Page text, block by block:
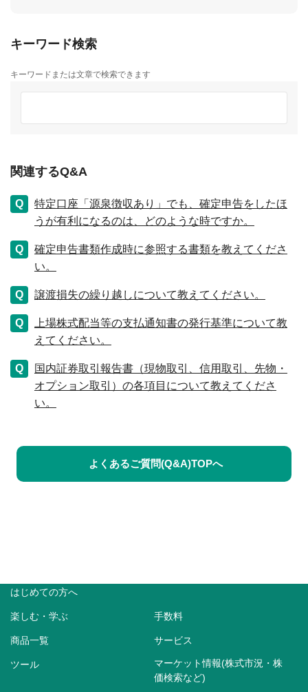
キーワード検索
キーワードまたは文章で検索できます
関連するQ&A
特定口座「源泉徴収あり」でも、確定申告をしたほ
うが有利になるのは、どのような時ですか。
確定申告書類作成時に参照する書類を教えてくださ
い。
譲渡損失の繰り越しについて教えてください。
上場株式配当等の支払通知書の発行基準について教
えてください。
国内証券取引報告書（現物取引、信用取引、先物・
オプション取引）の各項目について教えてくださ
い。
よくあるご質問(Q&A)TOPへ
はじめての方へ
楽しむ・学ぶ 手数料
商品一覧 サービス
ツール
マーケット情報(株式市況・株
価検索など)